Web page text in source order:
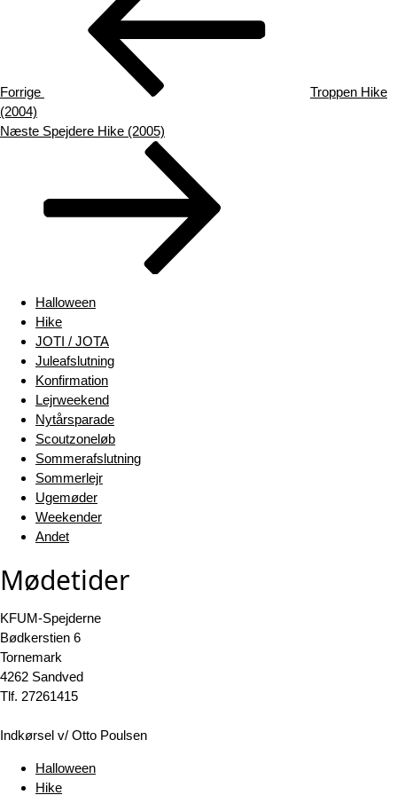
Forrige
Troppen Hike
(2004)
Næste
Næste Spejdere Hike (2005)
Halloween
Hike
JOTI / JOTA
Juleafslutning
Konfirmation
Lejrweekend
Nytårsparade
Scoutzoneløb
Sommerafslutning
Sommerlejr
Ugemøder
Weekender
Andet
Mødetider
KFUM-Spejderne
Bødkerstien 6
Tornemark
4262 Sandved
Tlf. 27261415
Indkørsel v/ Otto Poulsen
Halloween
Hike